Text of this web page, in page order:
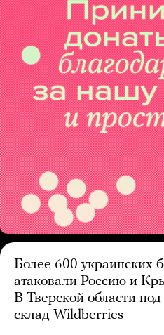
Более 600 украинских
атаковали Россию и
В Тверской области
склад Wildberries